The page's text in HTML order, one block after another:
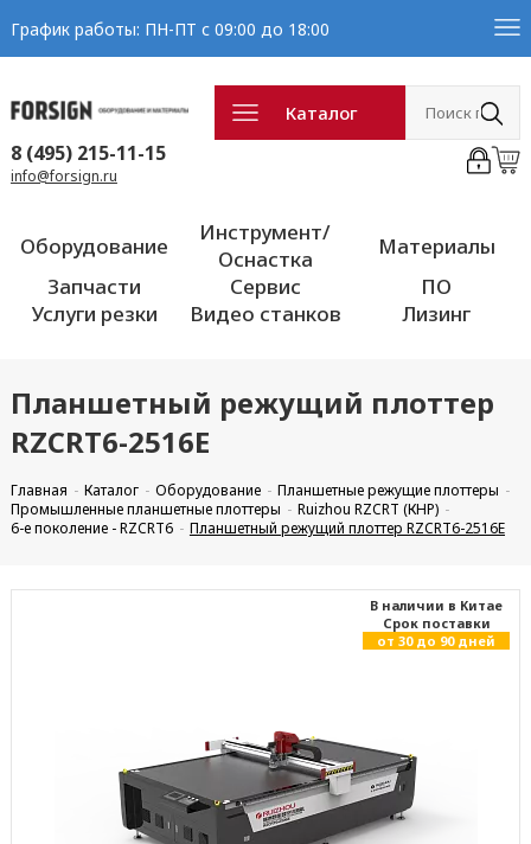
График работы: ПН-ПТ с 09:00 до 18:00
Каталог
8 (495) 215-11-15
info@forsign.ru
Оборудование
Инструмент/
Оснастка
Материалы
Запчасти
Сервис
ПО
Услуги резки
Видео станков Лизинг
Планшетный режущий плоттер
RZCRT6-2516E
Главная Каталог Оборудование
Планшетные режущие плоттеры
Промышленные планшетные плоттеры
Ruizhou RZCRT (КНР)
6-е поколение - RZCRT6
Планшетный режущий плоттер RZCRT6-2516E
В наличии в Китае
Cрок поставки
от 30 до 90 дней